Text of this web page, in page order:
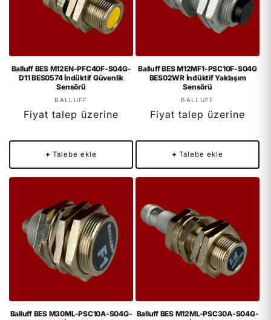
Balluff BES M12EN-PFC40F-S04G-
D11 BES0574 İndüktif Güvenlik
Sensörü
Satıcı:
BALLUFF
Fiyat talep üzerine
+ Talebe ekle
Balluff BES M12MF1-PSC10F-S04G
BES02WR İndüktif Yaklaşım
Sensörü
Satıcı:
BALLUFF
Fiyat talep üzerine
+ Talebe ekle
Balluff BES M30ML-PSC10A-S04G- Balluff BES M12ML-PSC30A-S04G-